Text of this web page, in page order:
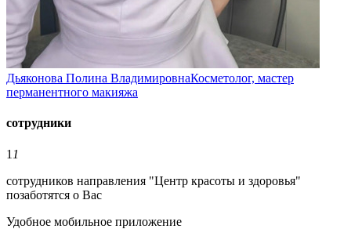
Дьяконова Полина ВладимировнаКосметолог, мастер
перманентного макияжа
сотрудники
1 1
сотрудников направления "Центр красоты и здоровья"
позаботятся о Вас
Удобное мобильное приложение